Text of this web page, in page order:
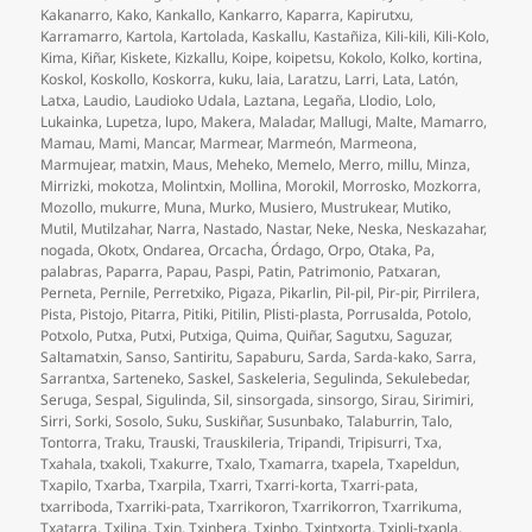
Kakanarro, Kako, Kankallo, Kankarro, Kaparra, Kapirutxu,
Karramarro, Kartola, Kartolada, Kaskallu, Kastañiza, Kili-kili, Kili-Kolo,
Kima, Kiñar, Kiskete, Kizkallu, Koipe, koipetsu, Kokolo, Kolko, kortina,
Koskol, Koskollo, Koskorra, kuku, laia, Laratzu, Larri, Lata, Latón,
Latxa, Laudio, Laudioko Udala, Laztana, Legaña, Llodio, Lolo,
Lukainka, Lupetza, lupo, Makera, Maladar, Mallugi, Malte, Mamarro,
Mamau, Mami, Mancar, Marmear, Marmeón, Marmeona,
Marmujear, matxin, Maus, Meheko, Memelo, Merro, millu, Minza,
Mirrizki, mokotza, Molintxin, Mollina, Morokil, Morrosko, Mozkorra,
Mozollo, mukurre, Muna, Murko, Musiero, Mustrukear, Mutiko,
Mutil, Mutilzahar, Narra, Nastado, Nastar, Neke, Neska, Neskazahar,
nogada,Okotx,Ondarea,Orcacha,Órdago,Orpo,Otaka, Pa,
palabras, Paparra, Papau, Paspi, Patin, Patrimonio, Patxaran,
Perneta, Pernile, Perretxiko, Pigaza, Pikarlin, Pil-pil, Pir-pir, Pirrilera,
Pista, Pistojo, Pitarra, Pitiki, Pitilin, Plisti-plasta, Porrusalda, Potolo,
Potxolo, Putxa, Putxi, Putxiga,Quima,Quiñar,Sagutxu,Saguzar,
Saltamatxin,Sanso,Santiritu,Sapaburu,Sarda,Sarda-kako,Sarra,
Sarrantxa,Sarteneko,Saskel,Saskeleria,Segulinda,Sekulebedar,
Seruga,Sespal,Sigulinda,Sil,sinsorgada,sinsorgo,Sirau,Sirimiri,
Sirri,Sorki,Sosolo,Suku,Suskiñar,Susunbako,Talaburrin,Talo,
Tontorra,Traku,Trauski,Trauskileria,Tripandi,Tripisurri,Txa,
Txahala,txakoli,Txakurre,Txalo,Txamarra,txapela,Txapeldun,
Txapilo,Txarba,Txarpila,Txarri,Txarri-korta,Txarri-pata,
txarriboda,Txarriki-pata,Txarrikoron,Txarrikorron,Txarrikuma,
Txatarra,Txilina,Txin,Txinbera,Txinbo,Txintxorta,Txipli-txapla,